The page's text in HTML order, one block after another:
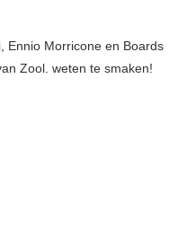
Ennio Morricone en Boards
Zool. weten te smaken!